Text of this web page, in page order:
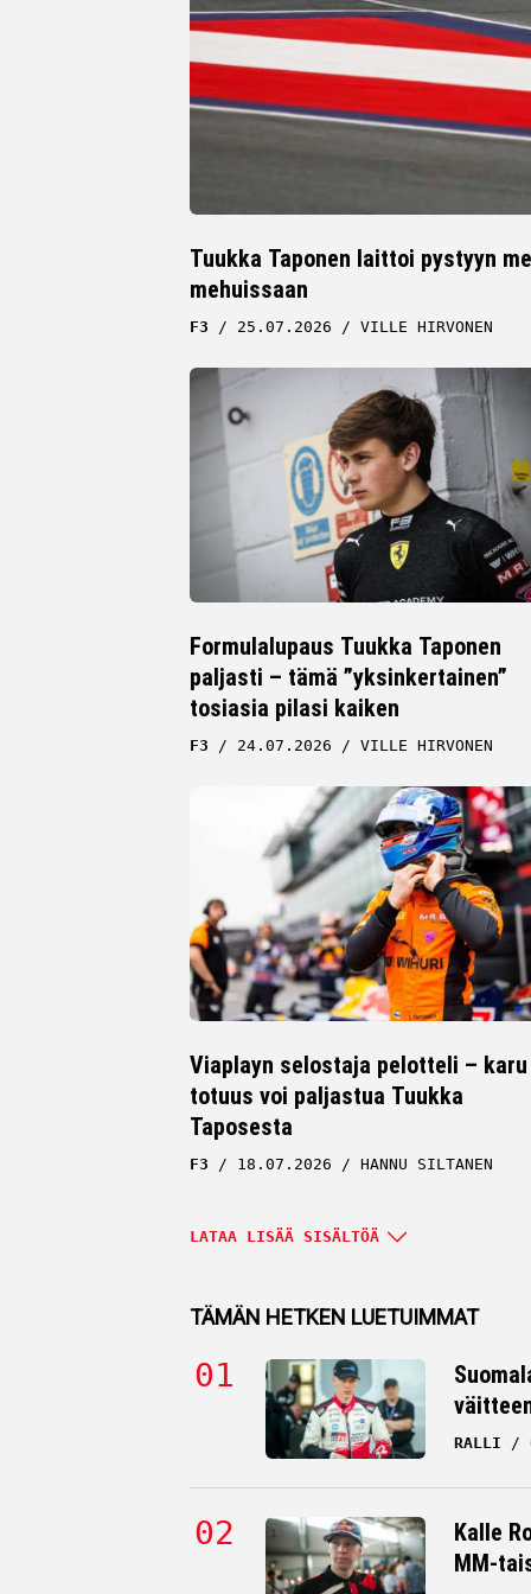
Tuukka Taponen laittoi pystyyn
mehuissaan
F3 25.07.2026 VILLE HIRVONEN
Formulalupaus Tuukka Taponen
paljasti – tämä ”yksinkertainen”
tosiasia pilasi kaiken
F3 24.07.2026 VILLE HIRVONEN
Viaplayn selostaja pelotteli – karu
totuus voi paljastua Tuukka
Taposesta
F3 18.07.2026 HANNU SILTANEN
jatkoa – formulalupaukselta
LATAA LISÄÄ SISÄLTÖÄ
TÄMÄN HETKEN LUETUIMMAT
RALLI
Kalle
MM-